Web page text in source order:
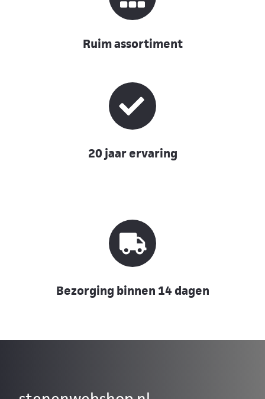
Ruim assortiment
20 jaar ervaring
Bezorging binnen 14 dagen